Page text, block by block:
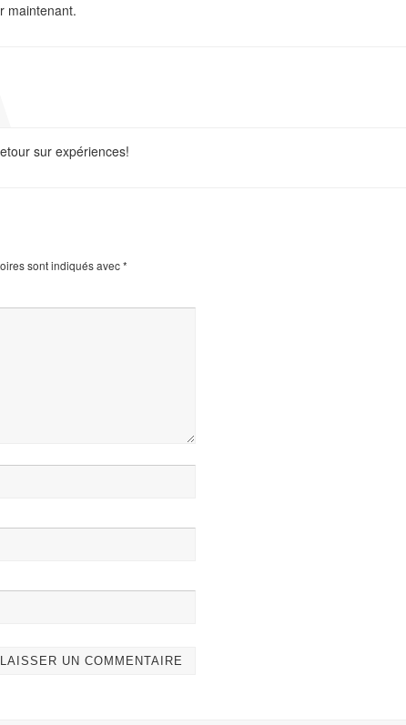
maintenant.
sur expériences!
sont indiqués avec*